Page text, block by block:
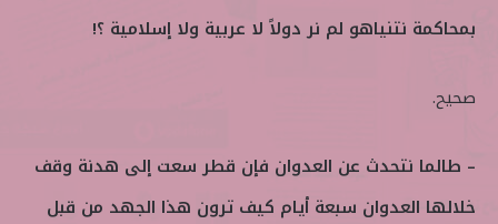
بمحاكمة نتنياهو لم نر دولاً لا عربية ولا إسلامية ؟!
صحيح.
– طالما نتحدث عن العدوان فإن قطر سعت إلى هدنة وقف
خلالها العدوان سبعة أيام كيف ترون هذا الجهد من قبل